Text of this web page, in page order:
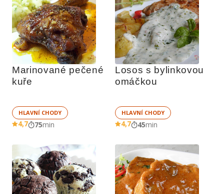
Marinované pečené
kuře
HLAVNÍ CHODY
4,7 75min
Losos s bylinkovou
omáčkou
HLAVNÍ CHODY
4,7 45min